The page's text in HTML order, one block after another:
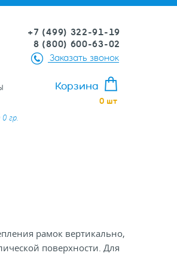
+7 (499) 322-91-19
8 (800) 600-63-02
Заказать звонок
Корзина
0 шт
гр.
рамок вертикально,
поверхности. Для